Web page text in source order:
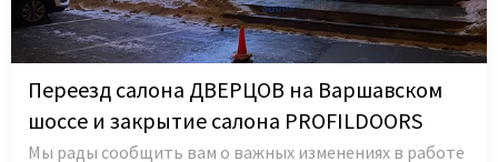
Переезд салона ДВЕРЦОВ на Варшавском
шоссе и закрытие салона PROFILDOORS
Мы рады сообщить вам о важных изменениях в работе